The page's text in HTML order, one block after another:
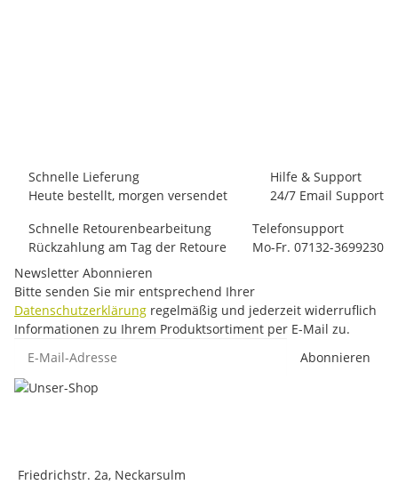
Schnelle Lieferung
Heute bestellt, morgen versendet
Hilfe & Support
24/7 Email Support
Schnelle Retourenbearbeitung
Rückzahlung am Tag der Retoure
Telefonsupport
Mo-Fr. 07132-3699230
Newsletter Abonnieren
Bitte senden Sie mir entsprechend Ihrer
Datenschutzerklärung regelmäßig und jederzeit widerruflich
Informationen zu Ihrem Produktsortiment per E-Mail zu.
Abonnieren
Friedrichstr. 2a, Neckarsulm